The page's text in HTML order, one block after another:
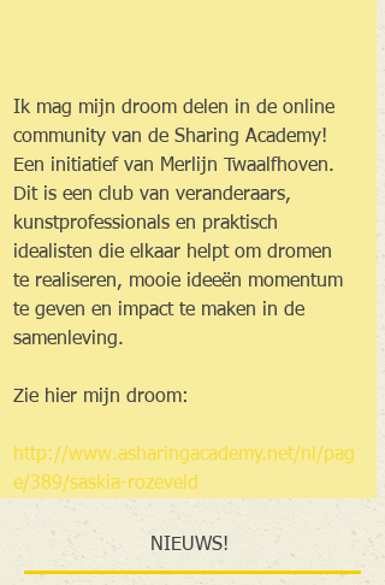
Ik mag mijn droom delen in de online
community van de Sharing Academy!
Een initiatief van Merlijn Twaalfhoven.
Dit is een club van veranderaars,
kunstprofessionals en praktisch
idealisten die elkaar helpt om dromen
te realiseren, mooie ideeën momentum
te geven en impact te maken in de
samenleving.
Zie hier mijn droom:
http://www.asharingacademy.net/nl/pag
e/389/saskia-rozeveld
NIEUWS!